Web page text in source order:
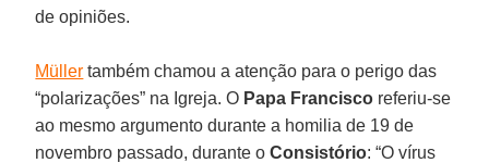
de opiniões.
Müller também chamou a atenção para o perigo das
“polarizações” na Igreja. O Papa Francisco referiu-se
ao mesmo argumento durante a homilia de 19 de
novembro passado, durante oConsistório: “O vírus